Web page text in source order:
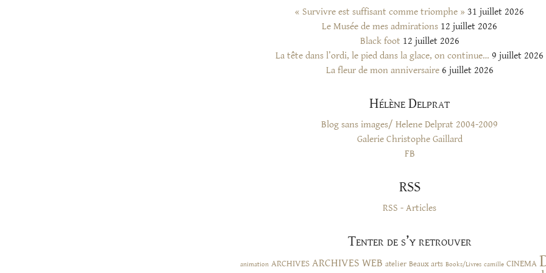
« Survivre est suffisant comme triomphe » 31 juillet 2026
Le Musée de mes admirations 12 juillet 2026
Black foot 12 juillet 2026
La tête dans l’ordi, le pied dans la glace, on continue… 9 juillet 2026
La fleur de mon anniversaire 6 juillet 2026
Hélène Delprat
Blog sans images/ Helene Delprat 2004-2009
Galerie Christophe Gaillard
FB
RSS
RSS - Articles
Tenter de s’y retrouver
animation ARCHIVES ARCHIVES WEB atelier Beaux arts Books/Livres camille CINEMA